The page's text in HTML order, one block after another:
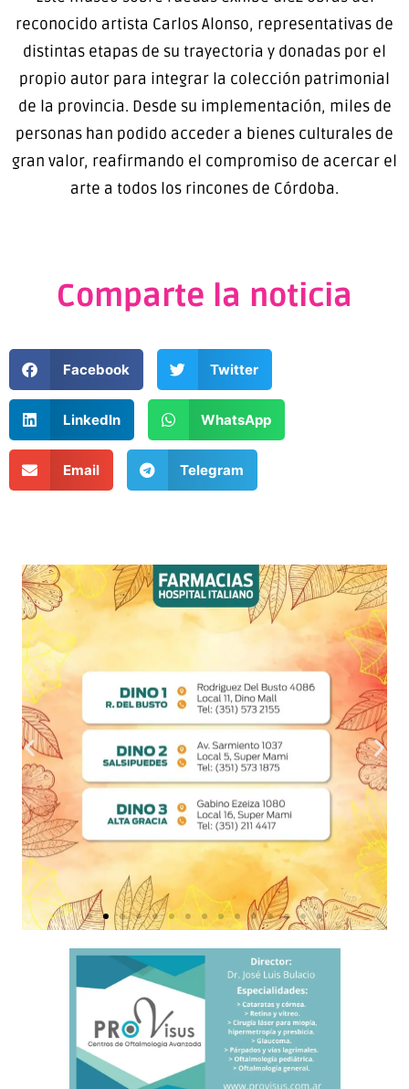
reconocido artista Carlos Alonso, representativas de
distintas etapas de su trayectoria y donadas por el
propio autor para integrar la colección patrimonial
de la provincia. Desde su implementación, miles de
personas han podido acceder a bienes culturales de
gran valor, reafirmando el compromiso de acercar el
arte a todos los rincones de Córdoba.
Comparte la noticia
Facebook Twitter
LinkedIn WhatsApp
Email Telegram